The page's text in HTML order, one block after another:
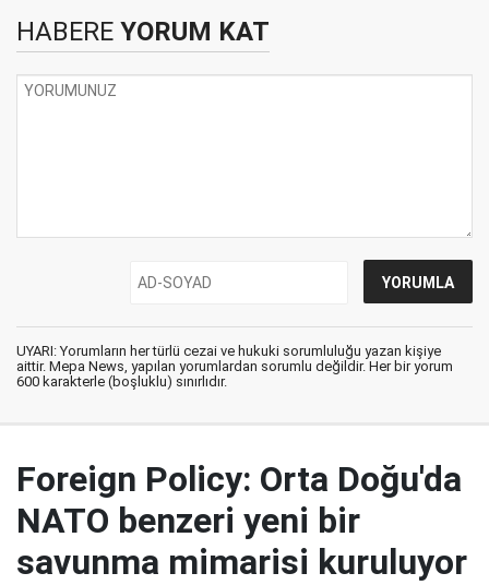
HABERE YORUM KAT
UYARI: Yorumların her türlü cezai ve hukuki sorumluluğu yazan kişiye
aittir. Mepa News, yapılan yorumlardan sorumlu değildir. Her bir yorum
600 karakterle (boşluklu) sınırlıdır.
Foreign Policy: Orta Doğu'da
NATO benzeri yeni bir
savunma mimarisi kuruluyor